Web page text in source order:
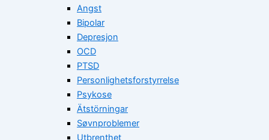
Angst
Bipolar
Depresjon
OCD
PTSD
Personlighetsforstyrrelse
Psykose
Ätstörningar
Søvnproblemer
Utbrenthet